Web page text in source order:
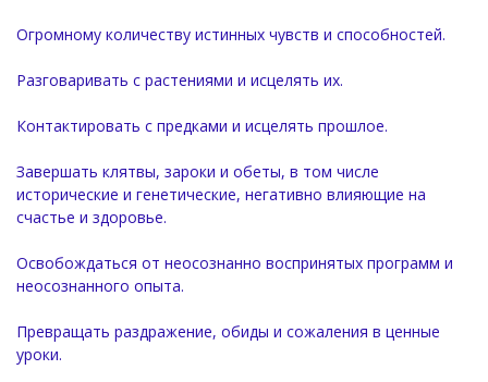
Огромному количеству истинных чувств и способностей.
Разговаривать с растениями и исцелять их.
Контактировать с предками и исцелять прошлое.
Завершать клятвы, зароки и обеты, в том числе
исторические и генетические, негативно влияющие на
счастье и здоровье.
Освобождаться от неосознанно воспринятых программ и
неосознанного опыта.
Превращать раздражение, обиды и сожаления в ценные
уроки.